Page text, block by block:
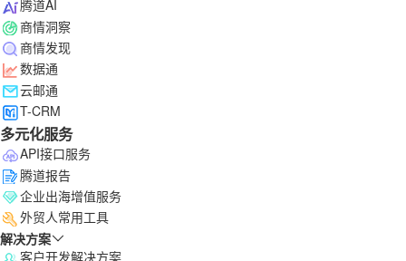
腾道AI
商情洞察
商情发现
数据通
云邮通
T-CRM
多元化服务
API接口服务
腾道报告
企业出海增值服务
外贸人常用工具
解决方案
客户开发解决方案